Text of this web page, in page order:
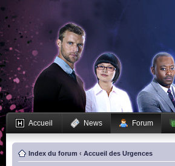
Accueil News Forum
Index du forum ‹ Accueil des Urgences